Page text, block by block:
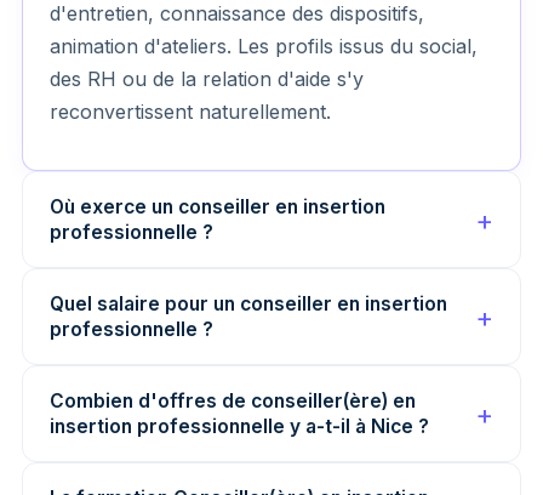
d'entretien, connaissance des dispositifs,
animation d'ateliers. Les profils issus du social,
des RH ou de la relation d'aide s'y
reconvertissent naturellement.
Où exerce un conseiller en insertion
professionnelle ?
Quel salaire pour un conseiller en insertion
professionnelle ?
Combien d'offres de conseiller(ère) en
insertion professionnelle y a-t-il à Nice ?